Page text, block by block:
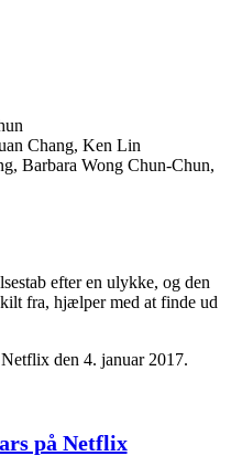
Chang, Ken Lin
Barbara Wong Chun-Chun,
efter en ulykke, og den
fra, hjælper med at finde ud
den 4. januar 2017.
på Netflix